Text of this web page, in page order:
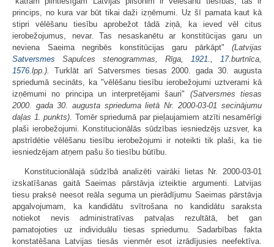
princips, no kura var būt tikai daži izņēmumi. Uz šī pamata kaut kā
stipri vēlēšanu tiesību aprobežot tādā ziņā, ka ieved vēl citus
ierobežojumus, nevar. Tas nesaskanētu ar konstitūcijas garu un
neviena Saeima negribēs konstitūcijas garu pārkāpt" (Latvijas
Satversmes Sapulces stenogrammas, Rīga, 1921., 17.burtnīca,
1576.lpp.).
Turklāt arī Satversmes tiesas 2000. gada 30. augusta
spriedumā secināts, ka "vēlēšanu tiesību ierobežojumi uztverami kā
izņēmumi no principa un interpretējami šauri" (Satversmes tiesas
2000. gada 30. augusta sprieduma lietā Nr. 2000-03-01 secinājumu
daļas 1. punkts). Tomēr spriedumā par pieļaujamiem atzīti nesamērīgi
plaši ierobežojumi. Konstitucionālās sūdzības iesniedzējs uzsver, ka
apstrīdētie vēlēšanu tiesību ierobežojumi ir noteikti tik plaši, ka tie
iesniedzējam atņem pašu šo tiesību būtību.
Konstitucionālajā sūdzībā analizēti vairāki lietas Nr. 2000-03-01
izskatīšanas gaitā Saeimas pārstāvja izteiktie argumenti. Latvijas
tiesu praksē neesot reāla seguma un pierādījumu Saeimas pārstāvja
apgalvojumam, ka kandidātu svītrošana no kandidātu saraksta
notiekot nevis administratīvas patvaļas rezultātā, bet gan
pamatojoties uz individuālu tiesas spriedumu. Sadarbības fakta
konstatēšana Latvijas tiesās vienmēr esot izrādījusies neefektīva.